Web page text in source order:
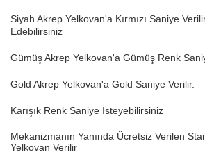
Siyah Akrep Yelkovan'a Kırmızı Saniye
Edebilirsiniz
Gümüş Akrep Yelkovan'a Gümüş Renk
Gold Akrep Yelkovan'a Gold Saniye Verilir.
Karışık Renk Saniye İsteyebilirsiniz
Mekanizmanın Yanında Ücretsiz Verilen
Yelkovan Verilir